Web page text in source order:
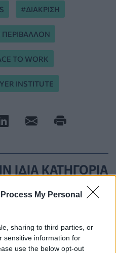
My Personal
sharing to third parties, or
sensitive information for
use the below opt-out
ΔΙΑΚΡΙΣΗ
ΠΕΡΙΒΑΛΛΟΝ
TO WORK
INSTITUTE
ΙΔΙΑ ΚΑΤΗΓΟΡΙΑ
Lavipharm-Profarm για
2024